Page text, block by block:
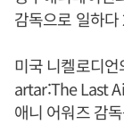
감독으로 일하
미국 니켈로디언
artar:The Last
애니 어워즈 감